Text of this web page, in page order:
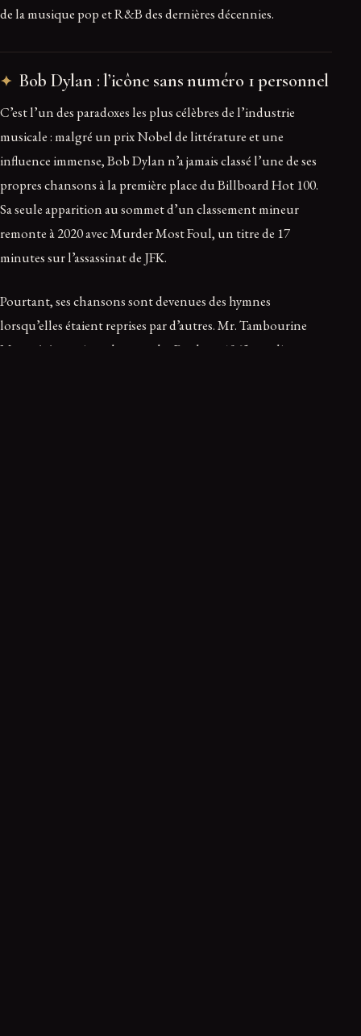
de la musique pop et R&B des dernières décennies.
Bob Dylan : l’icône sans numéro 1 personnel
C’est l’un des paradoxes les plus célèbres de l’industrie
musicale : malgré un prix Nobel de littérature et une
influence immense, Bob Dylan n’a jamais classé l’une de ses
propres chansons à la première place du Billboard Hot 100.
Sa seule apparition au sommet d’un classement mineur
remonte à 2020 avec Murder Most Foul, un titre de 17
minutes sur l’assassinat de JFK.
Pourtant, ses chansons sont devenues des hymnes
lorsqu’elles étaient reprises par d’autres. Mr. Tambourine
Man a été un triomphe pour les Byrds en 1965, tandis que